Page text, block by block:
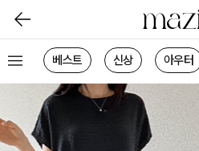
베스트 신상 아우터